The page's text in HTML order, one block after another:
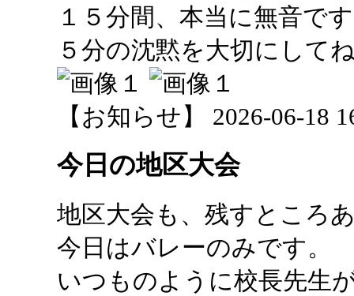
１５分間、本当に無音で
５分の沈黙を大切にして
【お知らせ】 2026-06-18
今日の地区大会
地区大会も、残すところ
今日はバレーのみです。
いつものように校長先生